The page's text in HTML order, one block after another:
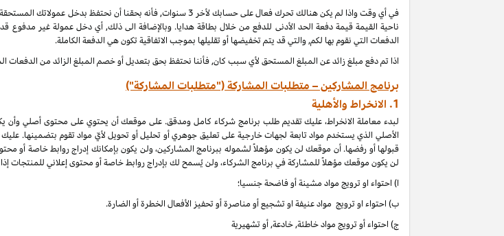
ناحية القيمة قيمة دفعة الحد الأدنى للدفع من خلال بطاقة هدايا. وبالإضافة الى ذلك, أي دخل عمولة غير مدفوع
الدفعات التي نقوم بها لكم, والتي قد يتم تخفيضها أو تقليلها بموجب الاتفاقية تكون هي الدفعة الكاملة.
اذا تم دفع مبلغ زائد عن المبلغ المستحق لأي سبب كان, فأننا نحتفظ بحق بتعديل أو خصم المبلغ الزائد من الدفعات
برنامج المشاركين – متطلبات المشاركة ("متطلبات المشاركة")
1. الانخراط والأهلية
لبدء معاملة الانخراط، عليك تقديم طلب برنامج شركاء كامل ومدقق. على موقعك أن يحتوي على محتوى أصلي
الأصلي الذي يستخدم مواد تابعة لجهات خارجية على تعليق جوهري أو تحليل أو تحويل لأيّ مواد تقوم بتضمينها.
قبولها أو رفضها. أن موقعك لن يكون مؤهلاً لشموله ببرنامج المشاركين، ولن يكون بإمكانك إدراج روابط خاصة أو
لن يكون موقعك مؤهلاً للمشاركة في برنامج الشركاء، ولن يُسمح لك بإدراج روابط خاصة أو محتوى إعلاني للمنتجات
ا) احتواء او ترويج مواد مشينة أو فاضحة جنسيا؛
ب) احتواء او ترويج مواد عنيفة او تشجيع أو مناصرة أو تحفيز الأفعال الخطرة أو الضارة.
ج) احتواء أو ترويج مواد خاطئة, خادعة, أو تشهيرية